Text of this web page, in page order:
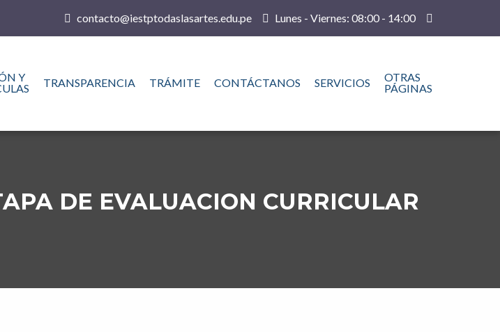
contacto@iestptodaslasartes.edu.pe Lunes - Viernes: 08:00 - 14:00
Y
TRANSPARENCIA TRÁMITE CONTÁCTANOS SERVICIOS
OTRAS
PÁGINAS
DE EVALUACION CURRICULAR